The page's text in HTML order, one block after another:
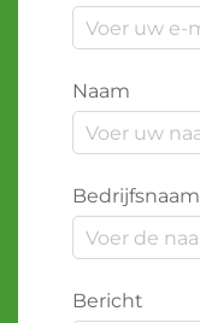
Naam
Bedrijfsnaam
Bericht